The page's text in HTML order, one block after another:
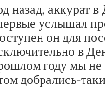
назад, аккурат
услышал
он для
в
году мы не
добрались-